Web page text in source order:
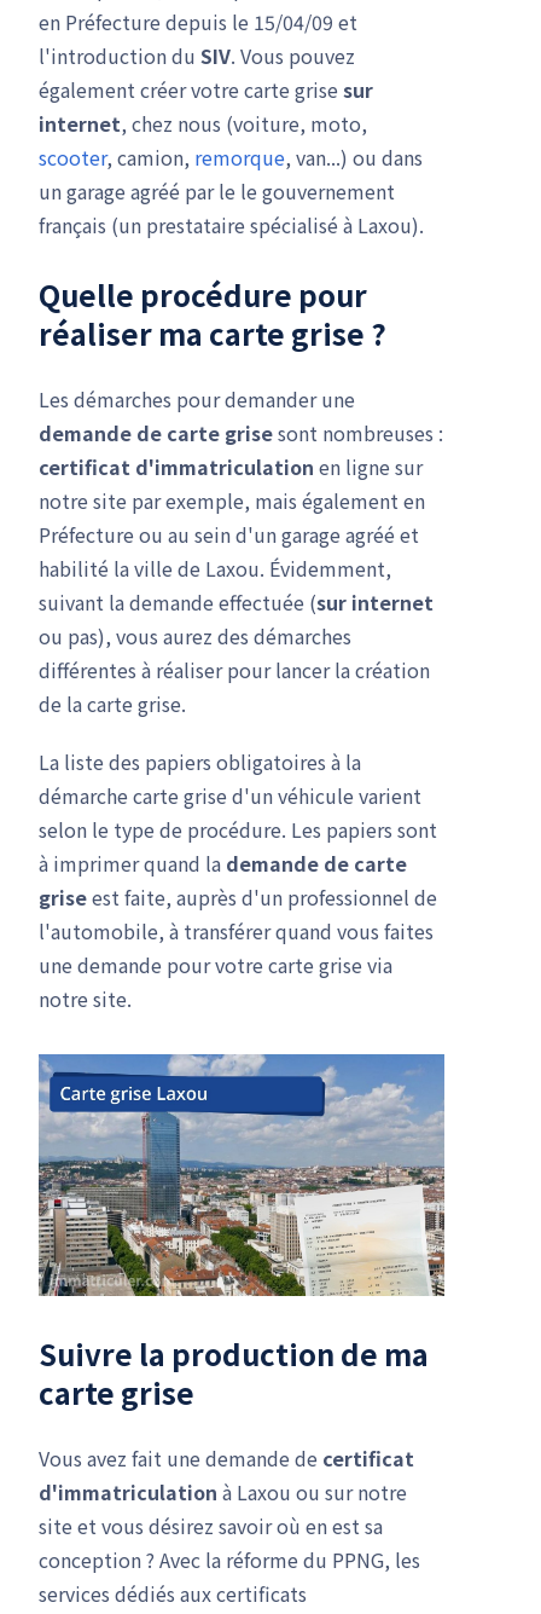
en Préfecture depuis le 15/04/09 et
l'introduction du SIV. Vous pouvez
également créer votre carte grise sur
internet, chez nous (voiture, moto,
scooter, camion, remorque, van...) ou dans
un garage agréé par le le gouvernement
français (un prestataire spécialisé à Laxou).
Quelle procédure pour
réaliser ma carte grise ?
Les démarches pour demander une
demande de carte grisesont nombreuses :
certificat d'immatriculation en ligne sur
notre site par exemple, mais également en
Préfecture ou au sein d'un garage agréé et
habilité la ville de Laxou. Évidemment,
suivant la demande effectuée (sur internet
ou pas), vous aurez des démarches
différentes à réaliser pour lancer la création
de la carte grise.
La liste des papiers obligatoires à la
démarche carte grise d'un véhicule varient
selon le type de procédure. Les papiers sont
à imprimer quand la demande de carte
griseest faite, auprès d'un professionnel de
l'automobile, à transférer quand vous faites
une demande pour votre carte grise via
notre site.
Suivre la production de ma
carte grise
Vous avez fait une demande de certificat
d'immatriculation à Laxou ou sur notre
site et vous désirez savoir où en est sa
conception ? Avec la réforme du PPNG, les
services dédiés aux certificats